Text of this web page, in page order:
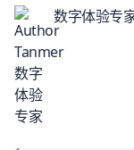
数字体验专